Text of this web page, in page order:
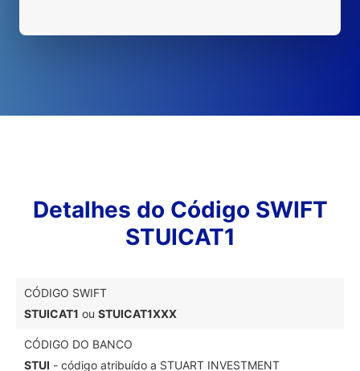
Detalhes do Código SWIFT
STUICAT1
CÓDIGO SWIFT
STUICAT1 ou STUICAT1XXX
CÓDIGO DO BANCO
STUI - código atribuído a STUART INVESTMENT